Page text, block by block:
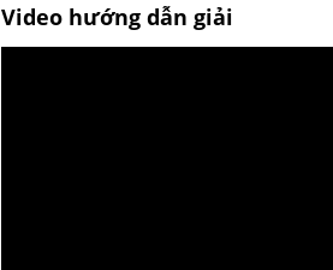
Video hướng dẫn giải